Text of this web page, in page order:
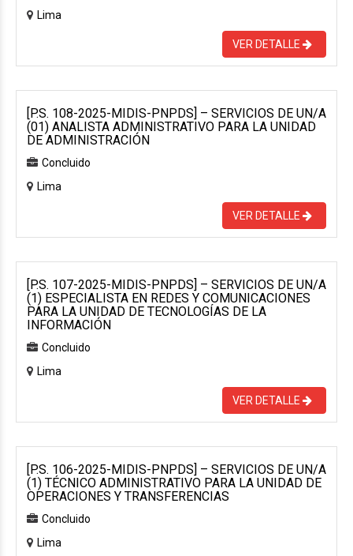
Lima
VER DETALLE
[P.S. 108-2025-MIDIS-PNPDS] – SERVICIOS DE UN/A
(01) ANALISTA ADMINISTRATIVO PARA LA UNIDAD
DE ADMINISTRACIÓN
Concluido
Lima
VER DETALLE
[P.S. 107-2025-MIDIS-PNPDS] – SERVICIOS DE UN/A
(1) ESPECIALISTA EN REDES Y COMUNICACIONES
PARA LA UNIDAD DE TECNOLOGÍAS DE LA
INFORMACIÓN
Concluido
Lima
VER DETALLE
[P.S. 106-2025-MIDIS-PNPDS] – SERVICIOS DE UN/A
(1) TÉCNICO ADMINISTRATIVO PARA LA UNIDAD DE
OPERACIONES Y TRANSFERENCIAS
Concluido
Lima